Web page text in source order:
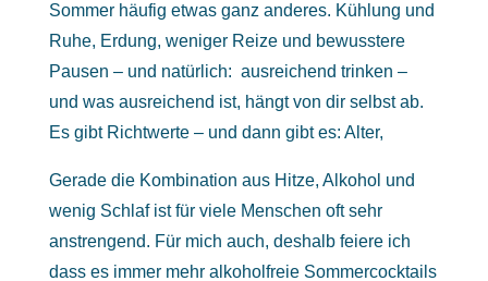
Sommer häufig etwas ganz anderes. Kühlung und
Ruhe, Erdung, weniger Reize und bewusstere
Pausen – und natürlich: ausreichend trinken –
und was ausreichend ist, hängt von dir selbst ab.
Es gibt Richtwerte – und dann gibt es: Alter,
Gerade die Kombination aus Hitze, Alkohol und
wenig Schlaf ist für viele Menschen oft sehr
anstrengend. Für mich auch, deshalb feiere ich
dass es immer mehr alkoholfreie Sommercocktails